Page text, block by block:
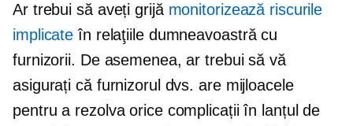
Ar trebui să aveți grijă monitorizează riscurile
implicate în relaţiile dumneavoastră cu
furnizorii. De asemenea, ar trebui să vă
asigurați că furnizorul dvs. are mijloacele
pentru a rezolva orice complicații în lanțul de